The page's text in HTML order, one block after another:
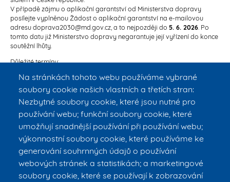
Na stránkách tohoto webu používáme vybrané
soubory cookie našich vlastních a třetích stran:
Nezbytné soubory cookie, které jsou nutné pro
používání webu; funkční soubory cookie, které
umožňují snadnější používání při používání webu;
výkonnostní soubory cookie, které používáme ke
generování souhrnných údajů o používání
webových stránek a statistikách; a marketingové
soubory cookie, které se používají k zobrazování
V případě zájmu o aplikační garantství od Ministerstva dopravy
posílejte vyplněnou Žádost o aplikační garantství na e-mailovou
adresu doprava2030@md.gov.cz, a to nejpozději do 5. 6. 2026 . Po
tomto datu již Ministerstvo dopravy negarantuje její vyřízení do konce
soutěžní lhůty.
Důležité termíny:
Soutěžní lhůta: začíná 14. 5. 2026 a končí8. 7. 2026
Vyhlášení výsledků: do 31. 12. 2026
Začátek řešení projektu: leden 2027
Délka řešení projektu: 12–48 měsíců
Nejzazší termín ukončení řešení projektu: prosinec 2030
Maximální výše a intenzita podpory Maximální výše podpory na jeden
projekt: 30 mil. Kč
Maximální intenzita podpory na jeden projekt: 70 %
Pro uchazeče ve 4. veřejné soutěži programu DOPRAVA 2030 bude TA
ČR pořádat online informační webinář, který proběhne28. 5. 2026 od